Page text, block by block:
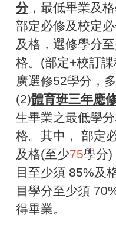
分，最低畢業及
部定必修及校定
及格，選修學分
格。(部定+校訂
廣選修52學分，
(2)體育班三年應
生畢業之最低學
格。其中， 部定
及格(至少75學分)
目至少須 85%及
目學分至少須
得畢業。